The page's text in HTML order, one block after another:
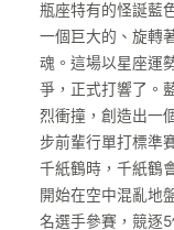
瓶座特有的怪誕藍
一個巨大的、旋轉
魂。這場以星座運
爭，正式打響了。
烈衝撞，創造出一
步前輩行單打標準
千紙鶴時，千紙鶴
開始在空中混亂地
名選手參賽，競逐